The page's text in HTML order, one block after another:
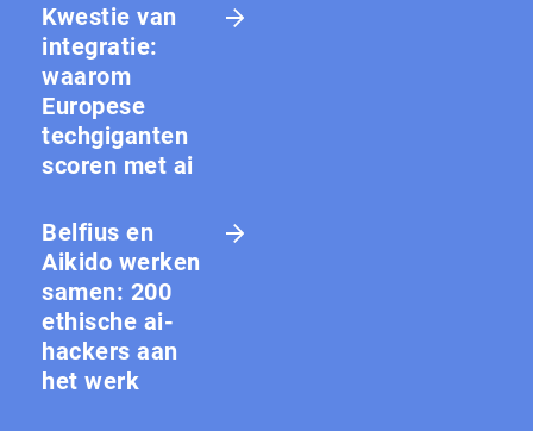
Kwestie van
integratie:
waarom
Europese
techgiganten
scoren met ai
Belfius en
Aikido werken
samen: 200
ethische ai-
hackers aan
het werk